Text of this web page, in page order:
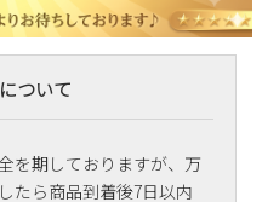
ついて
を期しておりますが、万
たら商品到着後7日以内